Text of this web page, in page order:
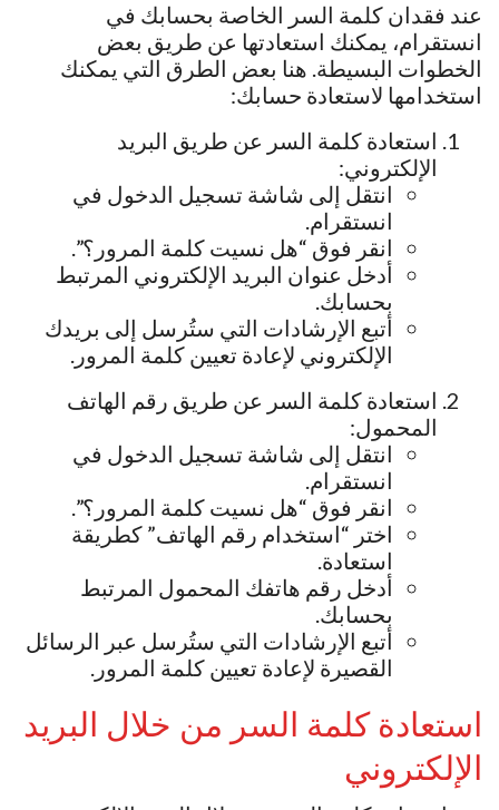
عند فقدان كلمة السر الخاصة بحسابك في
انستقرام، يمكنك استعادتها عن طريق بعض
الخطوات البسيطة. هنا بعض الطرق التي يمكنك
استخدامها لاستعادة حسابك:
استعادة كلمة السر عن طريق البريد
الإلكتروني:
انتقل إلى شاشة تسجيل الدخول في
انستقرام.
انقر فوق “هل نسيت كلمة المرور؟”.
أدخل عنوان البريد الإلكتروني المرتبط
بحسابك.
أتبع الإرشادات التي ستُرسل إلى بريدك
الإلكتروني لإعادة تعيين كلمة المرور.
استعادة كلمة السر عن طريق رقم الهاتف
المحمول:
انتقل إلى شاشة تسجيل الدخول في
انستقرام.
انقر فوق “هل نسيت كلمة المرور؟”.
اختر “استخدام رقم الهاتف” كطريقة
استعادة.
أدخل رقم هاتفك المحمول المرتبط
بحسابك.
أتبع الإرشادات التي ستُرسل عبر الرسائل
القصيرة لإعادة تعيين كلمة المرور.
استعادة كلمة السر من خلال البريد
الإلكتروني